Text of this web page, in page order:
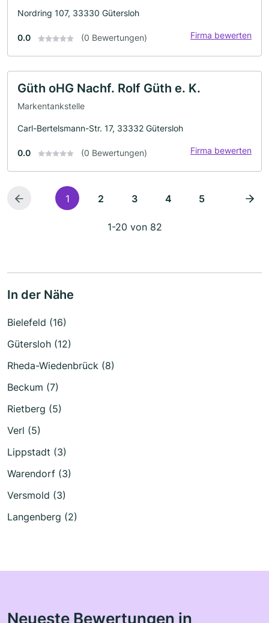
Nordring 107, 33330 Gütersloh
0.0 (0 Bewertungen) Firma bewerten
Güth oHG Nachf. Rolf Güth e. K.
Markentankstelle
Carl-Bertelsmann-Str. 17, 33332 Gütersloh
0.0 (0 Bewertungen) Firma bewerten
1 2 3 4 5
1-20 von 82
In der Nähe
Bielefeld (16)
Gütersloh (12)
Rheda-Wiedenbrück (8)
Beckum (7)
Rietberg (5)
Verl (5)
Lippstadt (3)
Warendorf (3)
Versmold (3)
Langenberg (2)
Neueste Bewertungen in